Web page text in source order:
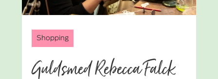
Shopping
Guldsmed Rebecca Falck